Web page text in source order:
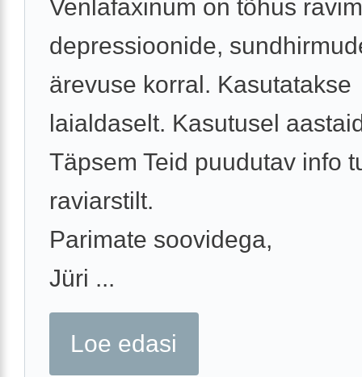
Venlafaxinum on tõhus ravim
depressioonide,
ärevuse korral. Kasutatakse
laialdaselt. Kasutusel
Täpsem Teid puudutav info
raviarstilt.
Parimate soovidega,
Jüri ...
Loe edasi